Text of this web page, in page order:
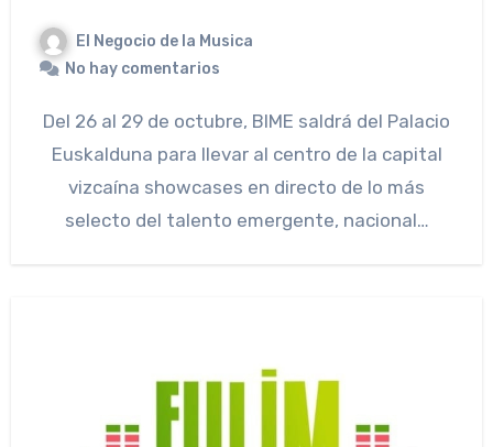
El Negocio de la Musica
No hay comentarios
Del 26 al 29 de octubre, BIME saldrá del Palacio
Euskalduna para llevar al centro de la capital
vizcaína showcases en directo de lo más
selecto del talento emergente, nacional…